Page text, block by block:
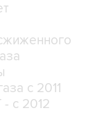
с 2011
с 2012